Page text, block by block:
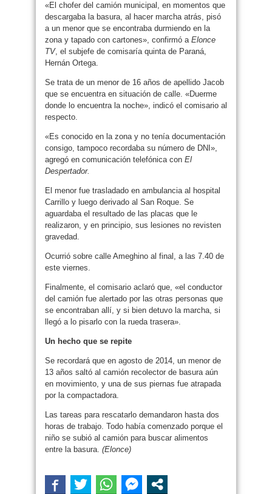
«El chofer del camión municipal, en momentos que
descargaba la basura, al hacer marcha atrás, pisó
a un menor que se encontraba durmiendo en la
zona y tapado con cartones», confirmó a Elonce
TV, el subjefe de comisaría quinta de Paraná,
Hernán Ortega.
Se trata de un menor de 16 años de apellido Jacob
que se encuentra en situación de calle. «Duerme
donde lo encuentra la noche», indicó el comisario al
respecto.
«Es conocido en la zona y no tenía documentación
consigo, tampoco recordaba su número de DNI»,
agregó en comunicación telefónica con El
Despertador.
El menor fue trasladado en ambulancia al hospital
Carrillo y luego derivado al San Roque. Se
aguardaba el resultado de las placas que le
realizaron, y en principio, sus lesiones no revisten
gravedad.
Ocurrió sobre calle Ameghino al final, a las 7.40 de
este viernes.
Finalmente, el comisario aclaró que, «el conductor
del camión fue alertado por las otras personas que
se encontraban allí, y si bien detuvo la marcha, si
llegó a lo pisarlo con la rueda trasera».
Un hecho que se repite
Se recordará que en agosto de 2014, un menor de
13 años saltó al camión recolector de basura aún
en movimiento, y una de sus piernas fue atrapada
por la compactadora.
Las tareas para rescatarlo demandaron hasta dos
horas de trabajo. Todo había comenzado porque el
niño se subió al camión para buscar alimentos
entre la basura. (Elonce)